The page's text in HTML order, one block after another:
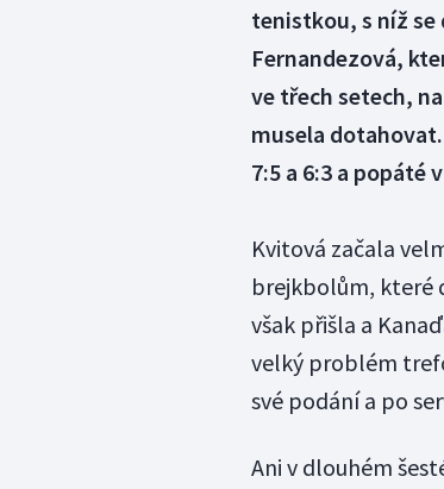
tenistkou, s níž se
Fernandezová,
ve třech setech,
musela
7:5 a 6:3 a popáté
Kvitová začala
brejkbolům, které
však přišla a
velký problém
své podání a po
Ani v dlouhém